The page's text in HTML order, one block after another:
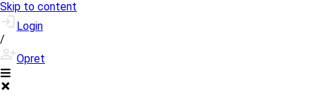
Skip to content
Login
/
Opret